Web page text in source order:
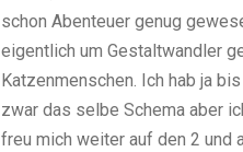
schon Abenteuer genug
eigentlich um Gestaltwandler
Katzenmenschen. Ich hab ja
zwar das selbe Schema aber
freu mich weiter auf den 2 und